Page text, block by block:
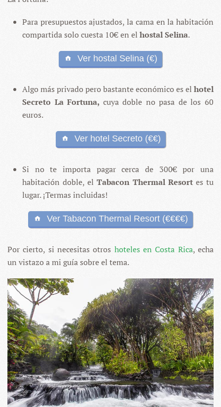
Para presupuestos ajustados, la cama en la habitación
compartida solo cuesta 10€ en el hostal Selina.
Ver hostal Selina (€)
Algo más privado pero bastante económico es el hotel
Secreto La Fortuna, cuya doble no pasa de los 60
euros.
Ver hotel Secreto (€€)
Si no te importa pagar cerca de 300€ por una
habitación doble, elTabacon Thermal Resortes tu
lugar. ¡Termas incluidas!
Ver Tabacon Thermal Resort (€€€€)
Por cierto, si necesitas otros hoteles en Costa Rica, echa
un vistazo a mi guía sobre el tema.